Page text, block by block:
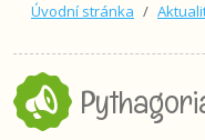
Úvodní stránka